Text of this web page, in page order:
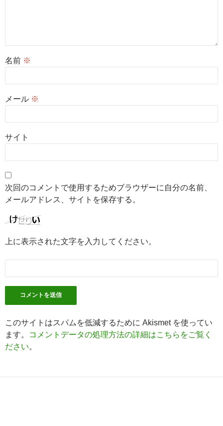
名前 ※
メール ※
サイト
次回のコメントで使用するためブラウザーに自分の名前、
メールアドレス、サイトを保存する。
上に表示された文字を入力してください。
このサイトはスパムを低減するために Akismet を使ってい
ます。
コメントデータの処理方法の詳細はこちらをご覧く
ださい。